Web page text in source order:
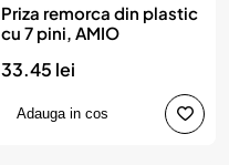
Priza remorca din plastic
cu 7 pini, AMIO
33.45 lei
Adauga in cos